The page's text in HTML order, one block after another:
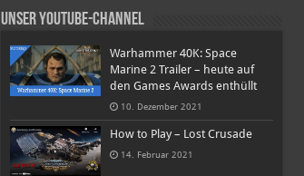
Unser Youtube-Channel
Warhammer 40K: Space
Marine 2 Trailer – heute auf
den Games Awards enthüllt
10. Dezember 2021
How to Play – Lost Crusade
14. Februar 2021